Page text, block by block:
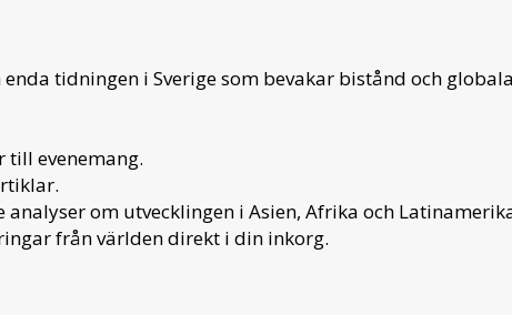
tidningen i Sverige som bevakar bistånd och globala
till evenemang.
analyser om utvecklingen i Asien, Afrika och
från världen direkt i din inkorg.